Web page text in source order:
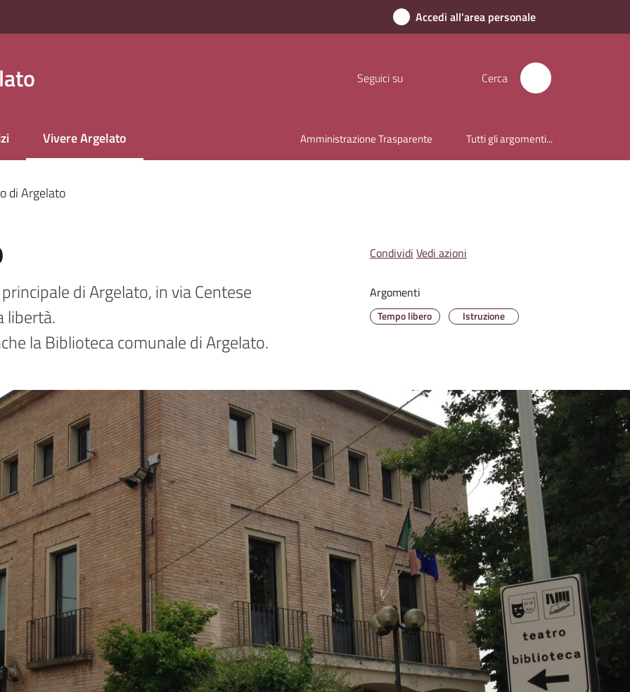
Accedi all'area personale
Seguici su Cerca
Vivere Argelato
Menu selezionato Amministrazione Trasparente Tutti gli argomenti...
di Argelato
di Argelato, in via Centese
libertà.
la Biblioteca comunale di Argelato.
Condividi Vedi azioni
Argomenti
Tempo libero Istruzione